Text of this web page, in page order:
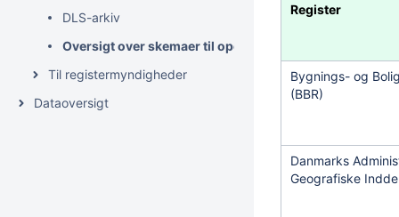
DLS-arkiv
Oversigt over skemaer til opdateringer og tjenester
Til registermyndigheder
Dataoversigt
Register
Bygnings- og
(BBR)
Danmarks
Geografiske